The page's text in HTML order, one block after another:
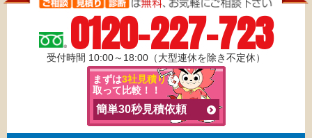
0120-227-723
受付時間 10:00～18:00（大型連休を除き不定休）
まずは3社見積りを
取って比較！！
簡単30秒見積依頼